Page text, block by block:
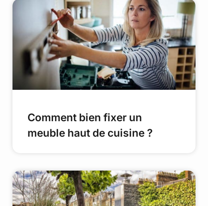
Comment bien fixer un
meuble haut de cuisine ?